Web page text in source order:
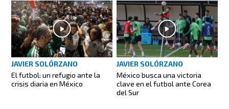
JAVIER SOLÓRZANO
El futbol: un refugio ante la
crisis diaria en México
JAVIER SOLÓRZANO
México busca una victoria
clave en el futbol ante Corea
del Sur